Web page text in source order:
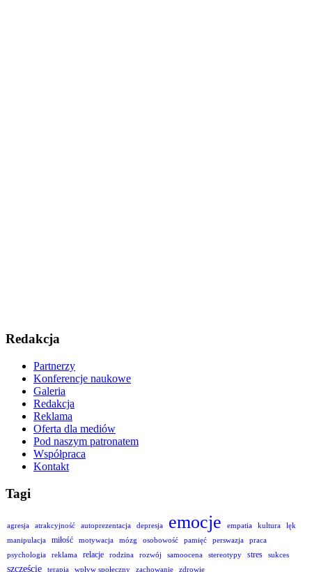
Redakcja
Partnerzy
Konferencje naukowe
Galeria
Redakcja
Reklama
Oferta dla mediów
Pod naszym patronatem
Współpraca
Kontakt
Tagi
agresja atrakcyjność autoprezentacja depresja emocje empatia kultura
lęk
manipulacja
miłość motywacja mózg osobowość pamięć perswazja
praca
psychologia
reklama relacje rodzina rozwój samoocena stereotypy stres sukces
szczęście terapia wpływ społeczny zachowanie zdrowie